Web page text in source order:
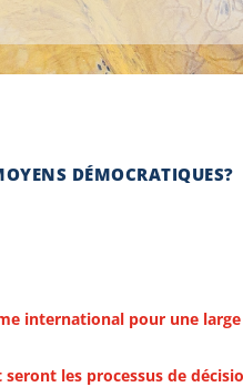
DÉMOCRATIQUES?
international pour une
seront les processus de